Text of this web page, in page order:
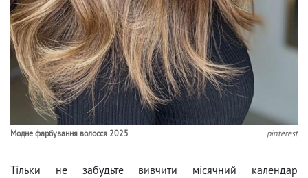
Модне фарбування волосся 2025 pinterest
Тільки не забудьте вивчити місячний календар